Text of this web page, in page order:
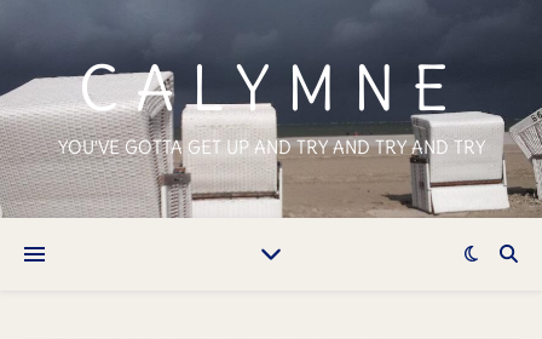
CALYMNE
YOU'VE GOTTA GET UP AND TRY AND TRY AND TRY